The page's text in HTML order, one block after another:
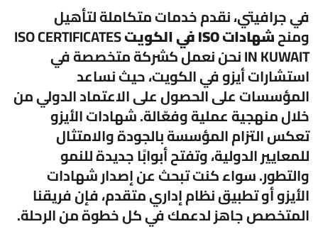
في جرافيتي، نقدم خدمات متكاملة لتأهيل
ومنحشهادات ISO في الكويت ISO CERTIFICATES
IN KUWAIT نحن نعمل كشركة متخصصة في
استشارات أيزو في الكويت، حيث نساعد
المؤسسات على الحصول على الاعتماد الدولي من
خلال منهجية عملية وفعّالة. شهادات الأيزو
تعكس التزام المؤسسة بالجودة والامتثال
للمعايير الدولية، وتفتح أبوابًا جديدة للنمو
والتطور. سواء كنت تبحث عن إصدار شهادات
الأيزو أو تطبيق نظام إداري متقدم، فإن فريقنا
المتخصص جاهز لدعمك في كل خطوة من الرحلة.